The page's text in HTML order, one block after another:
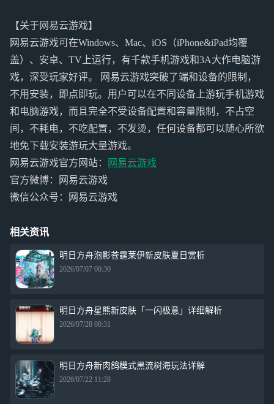
【关于网易云游戏】
网易云游戏可在Windows、Mac、iOS（iPhone&iPad均覆
盖）、安卓、TV上运行，有千款手机游戏和3A大作电脑游
戏，深受玩家好评。 网易云游戏突破了端和设备的限制，
不用安装，即点即玩。用户可以在不同设备上游玩手机游戏
和电脑游戏，而且完全不受设备配置和容量限制，不占空
间，不耗电，不吃配置，不发烫，任何设备都可以随心所欲
地免下载安装游玩大量游戏。
网易云游戏官方网站：
网易云游戏
官方微博：网易云游戏
微信公众号：网易云游戏
相关资讯
明日方舟泡影苍霆莱伊新皮肤夏日赏析
2026/07/07 00:30
明日方舟星熊新皮肤「一闪极意」详细解析
2026/07/28 00:31
明日方舟新肉鸽模式黑流树海玩法详解
2026/07/22 11:28